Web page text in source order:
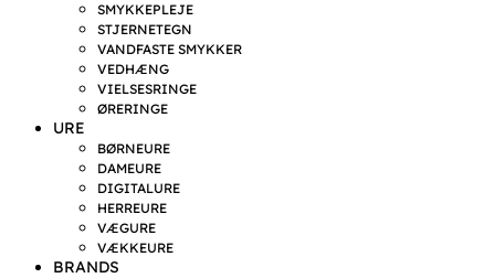
SMYKKEPLEJE
STJERNETEGN
VANDFASTE SMYKKER
VEDHÆNG
VIELSESRINGE
ØRERINGE
URE
BØRNEURE
DAMEURE
DIGITALURE
HERREURE
VÆGURE
VÆKKEURE
BRANDS